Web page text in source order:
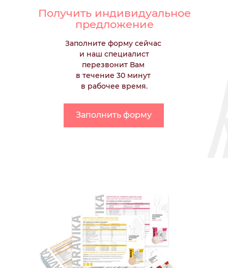
Получить индивидуальное
предложение
Заполните форму сейчас
и наш специалист
перезвонит Вам
в течение 30 минут
в рабочее время.
Заполнить форму